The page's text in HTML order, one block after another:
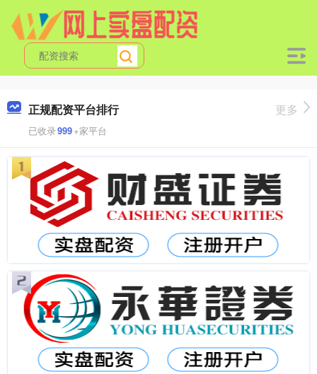
正规配资平台排行
已收录999+家平台
更多